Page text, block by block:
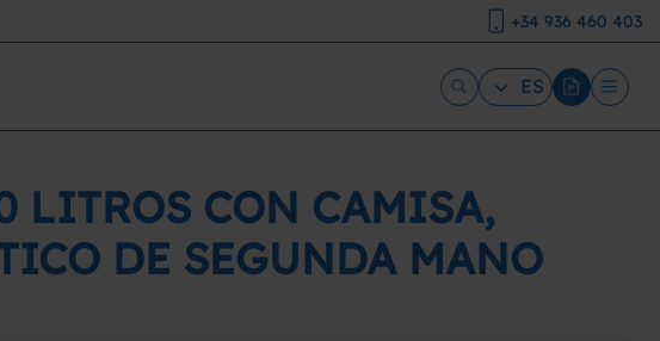
+34 936 460 403
ES
LITROS CON CAMISA,
DE SEGUNDA MANO